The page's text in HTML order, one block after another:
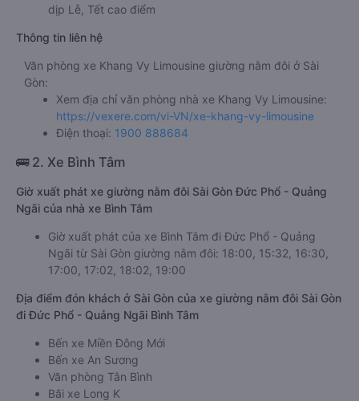
dịp Lễ, Tết cao điểm
Thông tin liên hệ
Văn phòng xe Khang Vy Limousine giường nằm đôi ở Sài
Gòn:
Xem địa chỉ văn phòng nhà xe Khang Vy Limousine:
https://vexere.com/vi-VN/xe-khang-vy-limousine
Điện thoại: 1900 888684
🚌 2. Xe Bình Tâm
Giờ xuất phát xe giường nằm đôi Sài Gòn Đức Phổ - Quảng
Ngãi của nhà xe Bình Tâm
Giờ xuất phát của xe Bình Tâm đi Đức Phổ - Quảng
Ngãi từ Sài Gòn giường nằm đôi: 18:00, 15:32, 16:30,
17:00, 17:02, 18:02, 19:00
Địa điểm đón khách ở Sài Gòn của xe giường nằm đôi Sài Gòn
đi Đức Phổ - Quảng Ngãi Bình Tâm
Bến xe Miền Đông Mới
Bến xe An Sương
Văn phòng Tân Bình
Bãi xe Long K